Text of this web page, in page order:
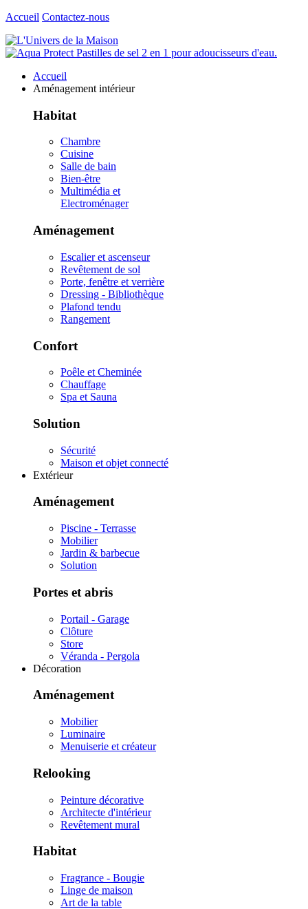
Accueil Contactez-nous
Accueil
Aménagement intérieur
Habitat
Chambre
Cuisine
Salle de bain
Bien-être
Multimédia et
Electroménager
Aménagement
Escalier et ascenseur
Revêtement de sol
Porte, fenêtre et verrière
Dressing - Bibliothèque
Plafond tendu
Rangement
Confort
Poêle et Cheminée
Chauffage
Spa et Sauna
Solution
Sécurité
Maison et objet connecté
Extérieur
Aménagement
Piscine - Terrasse
Mobilier
Jardin & barbecue
Solution
Portes et abris
Portail - Garage
Clôture
Store
Véranda - Pergola
Décoration
Aménagement
Mobilier
Luminaire
Menuiserie et créateur
Relooking
Peinture décorative
Architecte d'intérieur
Revêtement mural
Habitat
Fragrance - Bougie
Linge de maison
Art de la table